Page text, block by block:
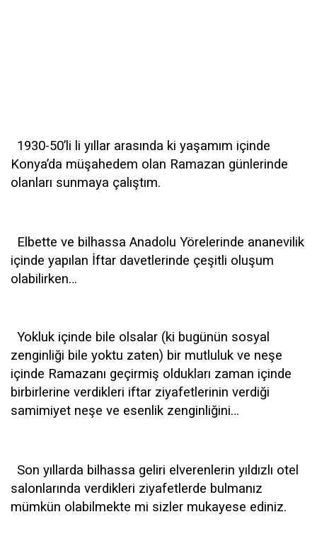
1930-50’li li yıllar arasında ki yaşamım içinde
Konya’da müşahedem olan Ramazan günlerinde
olanları sunmaya çalıştım.
Elbette ve bilhassa Anadolu Yörelerinde ananevilik
içinde yapılan İftar davetlerinde çeşitli oluşum
olabilirken…
Yokluk içinde bile olsalar (ki bugünün sosyal
zenginliği bile yoktu zaten) bir mutluluk ve neşe
içinde Ramazanı geçirmiş oldukları zaman içinde
birbirlerine verdikleri iftar ziyafetlerinin verdiği
samimiyet neşe ve esenlik zenginliğini…
Son yıllarda bilhassa geliri elverenlerin yıldızlı otel
salonlarında verdikleri ziyafetlerde bulmanız
mümkün olabilmekte mi sizler mukayese ediniz.